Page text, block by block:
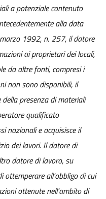
a potenziale contenuto
alla data
1992, n. 257, il datore
ai proprietari dei locali,
da altre fonti, compresi i
non sono disponibili, il
presenza di materiali
qualificato
nazionali e acquisisce il
dei lavori. Il datore di
datore di lavoro, su
ottemperare all'obbligo di cui
ottenute nell'ambito di